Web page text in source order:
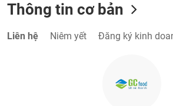
Thông tin cơ bản
Liên hệ Niêm yết Đăng ký kinh